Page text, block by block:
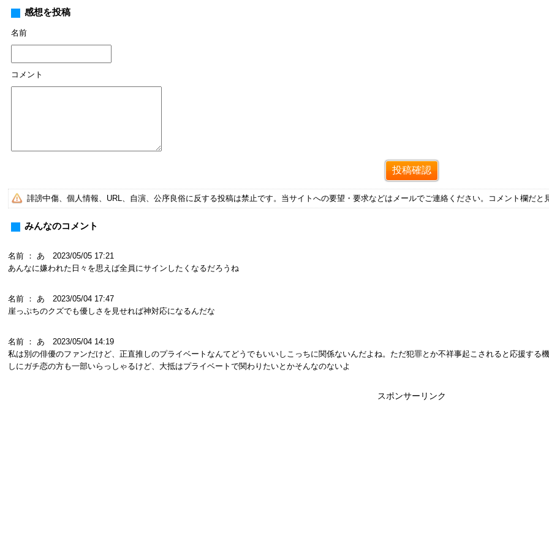
感想を投稿
名前
コメント
誹謗中傷、個人情報、URL、自演、公序良俗に反する投稿は禁止です。当サイトへの要望・要求などはメールでご連絡ください。コメント欄だと
みんなのコメント
名前 ： あ 2023/05/05 17:21
あんなに嫌われた日々を思えば全員にサインしたくなるだろうね
名前 ： あ 2023/05/04 17:47
崖っぷちのクズでも優しさを見せれば神対応になるんだな
名前 ： あ 2023/05/04 14:19
私は別の俳優のファンだけど、正直推しのプライベートなんてどうでもいいしこっちに関係ないんだよね。ただ犯罪とか不祥事起こされると応援す
しにガチ恋の方も一部いらっしゃるけど、大抵はプライベートで関わりたいとかそんなのないよ
スポンサーリンク